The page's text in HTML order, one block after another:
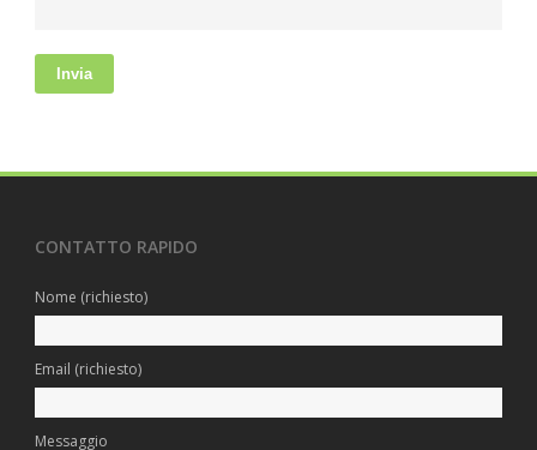
CONTATTO RAPIDO
Nome (richiesto)
Email (richiesto)
Messaggio